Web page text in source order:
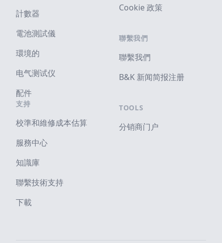
計數器
電池測試儀
環境的
电气测试仪
配件
支持
校準和維修成本估算
服務中心
知識庫
聯繫技術支持
下載
Cookie 政策
聯繫我們
聯繫我們
B&K 新闻简报注册
TOOLS
分销商门户